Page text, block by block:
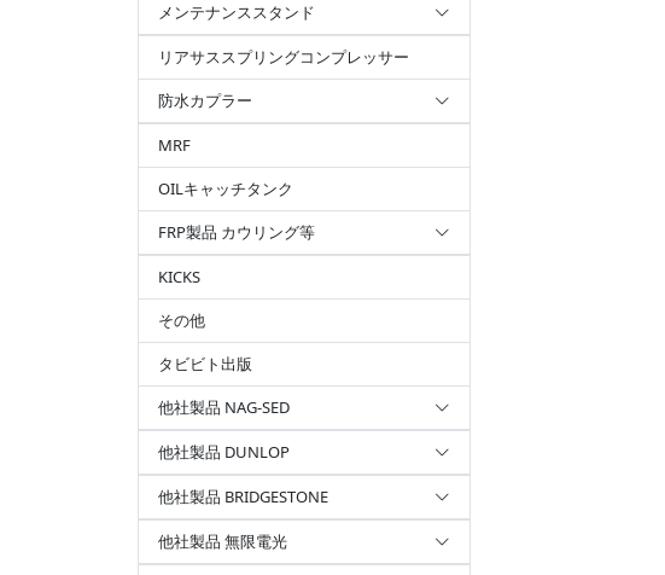
メンテナンススタンド
リアサススプリングコンプレッサー
防水カプラー
MRF
OILキャッチタンク
FRP製品 カウリング等
KICKS
その他
タビビト出版
他社製品 NAG-SED
他社製品 DUNLOP
他社製品 BRIDGESTONE
他社製品 無限電光